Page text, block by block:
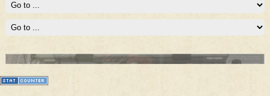
Prima mea carte publicata (Nemira)
Averea Presedintelui: prima lucrare despre controversatele
conturi secrete ale Securitatii.